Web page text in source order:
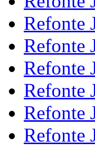
Refonte
Refonte
Refonte
Refonte
Refonte
Refonte